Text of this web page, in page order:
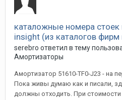
каталожные номера стоек
insight (из каталогов фирм
serebro ответил в тему
Амортизаторы
Амортизатор 51610-TF0-J23 - на
Пока живы думаю как и писали,
должны отходить. При стоимости